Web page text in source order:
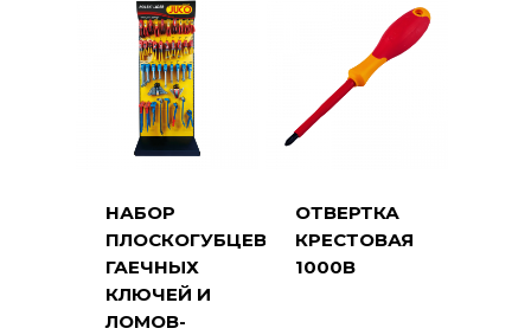
НАБОР
ПЛОСКОГУБЦЕВ,
ГАЕЧНЫХ
КЛЮЧЕЙ И
ЛОМОВ-
ОТВЕРТКА
КРЕСТОВАЯ
1000В